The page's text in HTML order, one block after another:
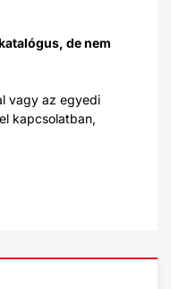
de nem
vagy az egyedi
kapcsolatban,